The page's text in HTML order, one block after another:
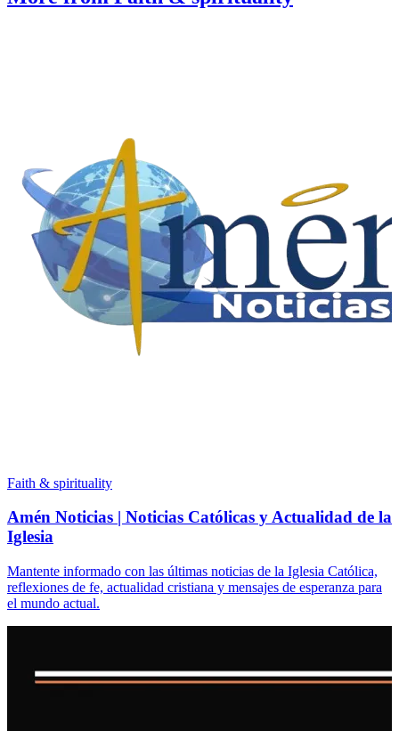
Faith & spirituality
Amén Noticias | Noticias Católicas y Actualidad de la
Iglesia
Mantente informado con las últimas noticias de la Iglesia Católica,
reflexiones de fe, actualidad cristiana y mensajes de esperanza para
el mundo actual.